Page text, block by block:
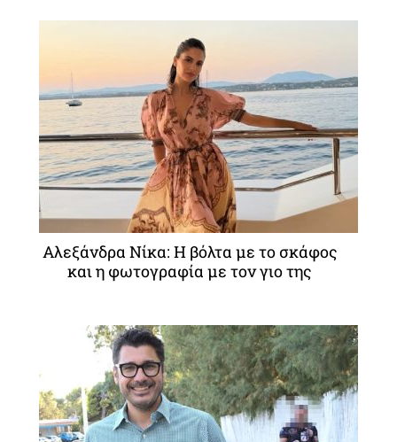
Αλεξάνδρα Νίκα: Η βόλτα με το σκάφος
και η φωτογραφία με τον γιο της